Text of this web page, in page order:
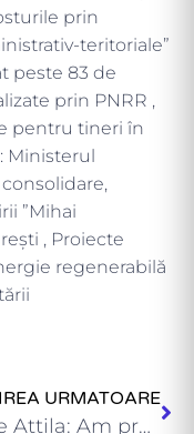
prin
teritoriale”
peste 83 de
prin PNRR ,
pentru tineri în
Ministerul
”Mihai
, Proiecte
regenerabilă
URMATOARE
Cseke Attila: Am predat mediului academic și publicului larg noul…